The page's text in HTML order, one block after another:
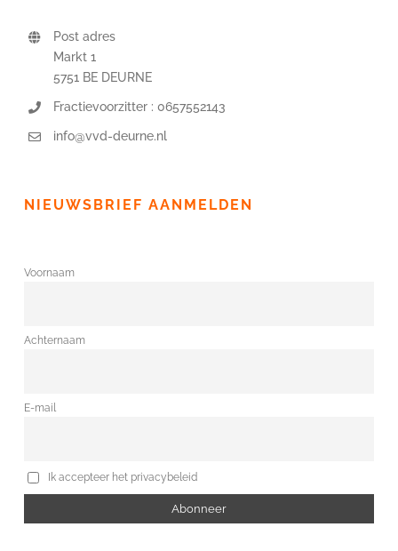
Post adres
Markt 1
5751 BE DEURNE
Fractievoorzitter : 0657552143
info@vvd-deurne.nl
NIEUWSBRIEF AANMELDEN
Voornaam
Achternaam
E-mail
Ik accepteer het privacybeleid